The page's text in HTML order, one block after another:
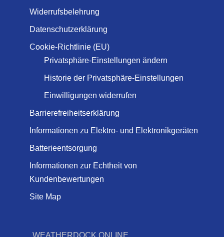
Widerrufsbelehrung
Datenschutzerklärung
Cookie-Richtlinie (EU)
Privatsphäre-Einstellungen ändern
Historie der Privatsphäre-Einstellungen
Einwilligungen widerrufen
Barrierefreiheitserklärung
Informationen zu Elektro- und Elektronikgeräten
Batterieentsorgung
Informationen zur Echtheit von
Kundenbewertungen
Site Map
WEATHERDOCK ONLINE